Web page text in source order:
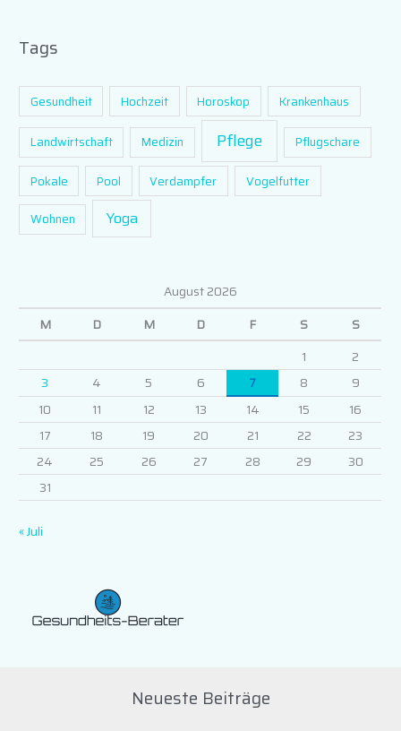
Tags
Gesundheit Hochzeit Horoskop Krankenhaus
Landwirtschaft Medizin Pflege Pflugschare
Pokale Pool Verdampfer Vogelfutter
Wohnen Yoga
August 2026
M
D M D F S
S
1
2
3
4 5 6 7 8
9
10
11 12 13 14 15
16
17
18 19 20 21 22
23
24
25 26 27 28 29
30
31
« Juli
Neueste Beiträge